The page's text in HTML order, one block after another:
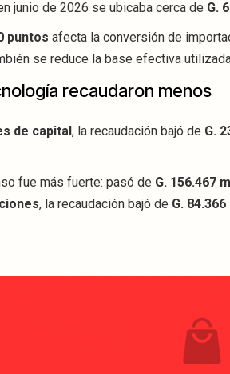
junio de 2026 se ubicaba cerca de G.
puntos afecta la conversión de
se reduce la base efectiva
recaudaron menos
de capital, la recaudación bajó de G.
fue más fuerte: pasó de G. 156.467
, la recaudación bajó de G.